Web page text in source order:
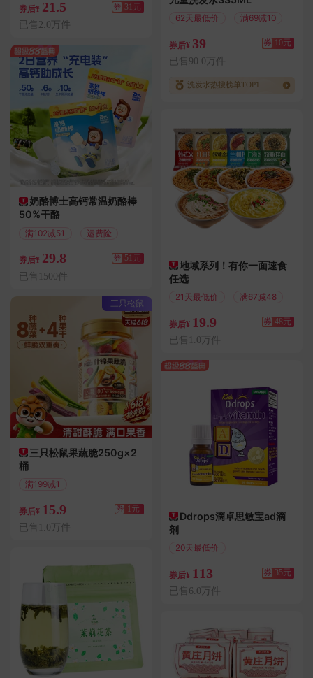
券后¥ 21.5 券 31元
已售2.0万件
奶酪博士高钙常温奶酪棒
50%干酪
满102减51 运费险
券后¥ 29.8 券 51元
已售1500件
三只松鼠
三只松鼠果蔬脆250g×2
桶
满199减1
券后¥ 15.9 券 1元
已售1.0万件
62天最低价 满69减10
券后¥ 39 券 10元
已售90.0万件
洗发水热搜榜单TOP1
地域系列！有你一面速食
任选
21天最低价 满67减48
券后¥ 19.9 券 48元
已售1.0万件
Ddrops滴卓思敏宝ad滴
剂
20天最低价
券后¥ 113 券 35元
已售6.0万件